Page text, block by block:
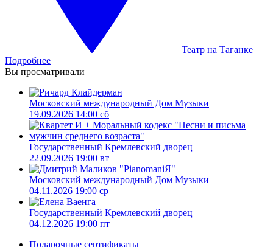
Театр на Таганке
Подробнее
Вы просматривали
Московский международный Дом Музыки
19.09.2026 14:00 сб
Государственный Кремлевский дворец
22.09.2026 19:00 вт
Московский международный Дом Музыки
04.11.2026 19:00 ср
Государственный Кремлевский дворец
04.12.2026 19:00 пт
Подарочные сертификаты